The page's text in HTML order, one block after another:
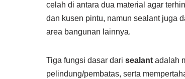
celah di antara dua material agar
dan kusen pintu, namun sealant juga
area bangunan lainnya.
Tiga fungsi dasar dari sealantadalah
pelindung/pembatas, serta